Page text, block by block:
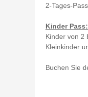
2-Tages-
Kinder Pass:
Kinder von 2
Kleinkinder
Buchen Sie